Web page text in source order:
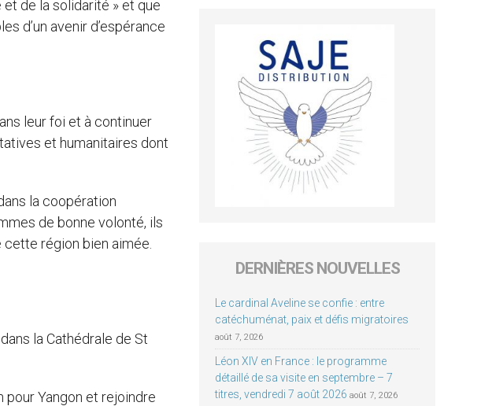
et de la solidarité » et que
d’un avenir d’espérance
leur foi et à continuer
et humanitaires dont
la coopération
de bonne volonté, ils
région bien aimée.
la Cathédrale de St
pour Yangon et rejoindre
DERNIÈRES NOUVELLES
Le cardinal Aveline se confie : entre
catéchuménat, paix et défis migratoires
août 7, 2026
Léon XIV en France : le programme
détaillé de sa visite en septembre – 7
titres, vendredi 7 août 2026 août 7, 2026